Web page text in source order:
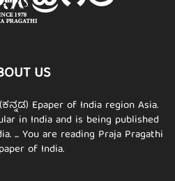
US
Epaper of India region Asia.
in India and is being published
... You are reading Praja Pragathi
of India.